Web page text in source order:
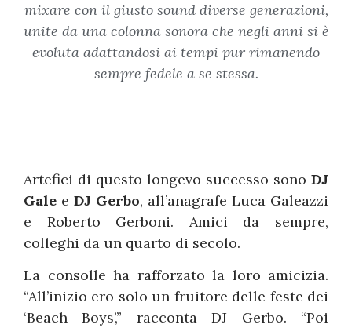
mixare con il giusto sound diverse generazioni,
unite da una colonna sonora che negli anni si è
evoluta adattandosi ai tempi pur rimanendo
sempre fedele a se stessa.
Artefici di questo longevo successo sono DJ
Gale e DJ Gerbo, all’anagrafe Luca Galeazzi
e Roberto Gerboni. Amici da sempre,
colleghi da un quarto di secolo.
La consolle ha rafforzato la loro amicizia.
“All’inizio ero solo un fruitore delle feste dei
‘Beach Boys’,” racconta DJ Gerbo. “Poi